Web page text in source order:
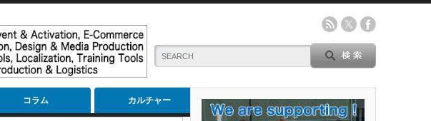
コラム カルチャー